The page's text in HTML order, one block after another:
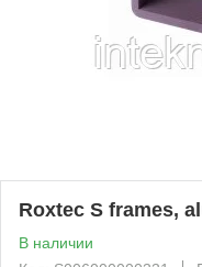
Roxtec S frames,
В наличии